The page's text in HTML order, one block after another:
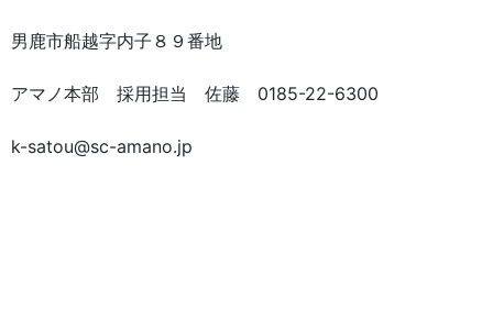
男鹿市船越字内子８９番地
アマノ本部 採用担当 佐藤 0185-22-6300
k-satou@sc-amano.jp